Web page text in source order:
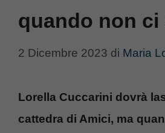
quando non ci
2 Dicembre 2023 di Maria
Lorella Cuccarini dovrà
cattedra di Amici, ma